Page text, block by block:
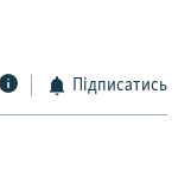
Підписатись